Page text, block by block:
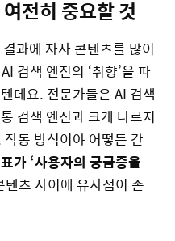
전히 중요할 것
과에 자사 콘텐츠를 많이
검색 엔진의 ‘취향’을 파
데요. 전문가들은 AI 검색
검색 엔진과 크게 다르지
동 방식이야 어떻든 간
가 ‘사용자의 궁금증을
텐츠 사이에 유사점이 존